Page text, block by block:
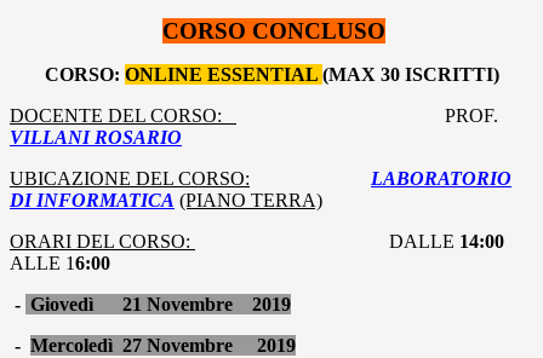
CORSO CONCLUSO
CORSO: ONLINE ESSENTIAL (MAX 30 ISCRITTI)
DOCENTE DEL CORSO:
PROF.
VILLANI ROSARIO
UBICAZIONE DEL CORSO:
LABORATORIO
DI INFORMATICA (PIANO TERRA)
ORARI DEL CORSO:
DALLE 14:00
ALLE 16:00
- Giovedì 21 Novembre 2019
- Mercoledì 27 Novembre 2019